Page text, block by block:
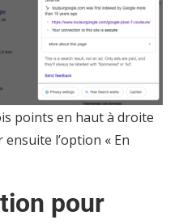
points en haut à droite
l’option « En
pour